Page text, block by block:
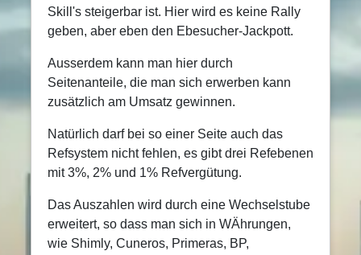
Skill's steigerbar ist. Hier wird es keine Rally
geben, aber eben den Ebesucher-Jackpott.
Ausserdem kann man hier durch
Seitenanteile, die man sich erwerben kann
zusätzlich am Umsatz gewinnen.
Natürlich darf bei so einer Seite auch das
Refsystem nicht fehlen, es gibt drei Refebenen
mit 3%, 2% und 1% Refvergütung.
Das Auszahlen wird durch eine Wechselstube
erweitert, so dass man sich in WÄhrungen,
wie Shimly, Cuneros, Primeras, BP,